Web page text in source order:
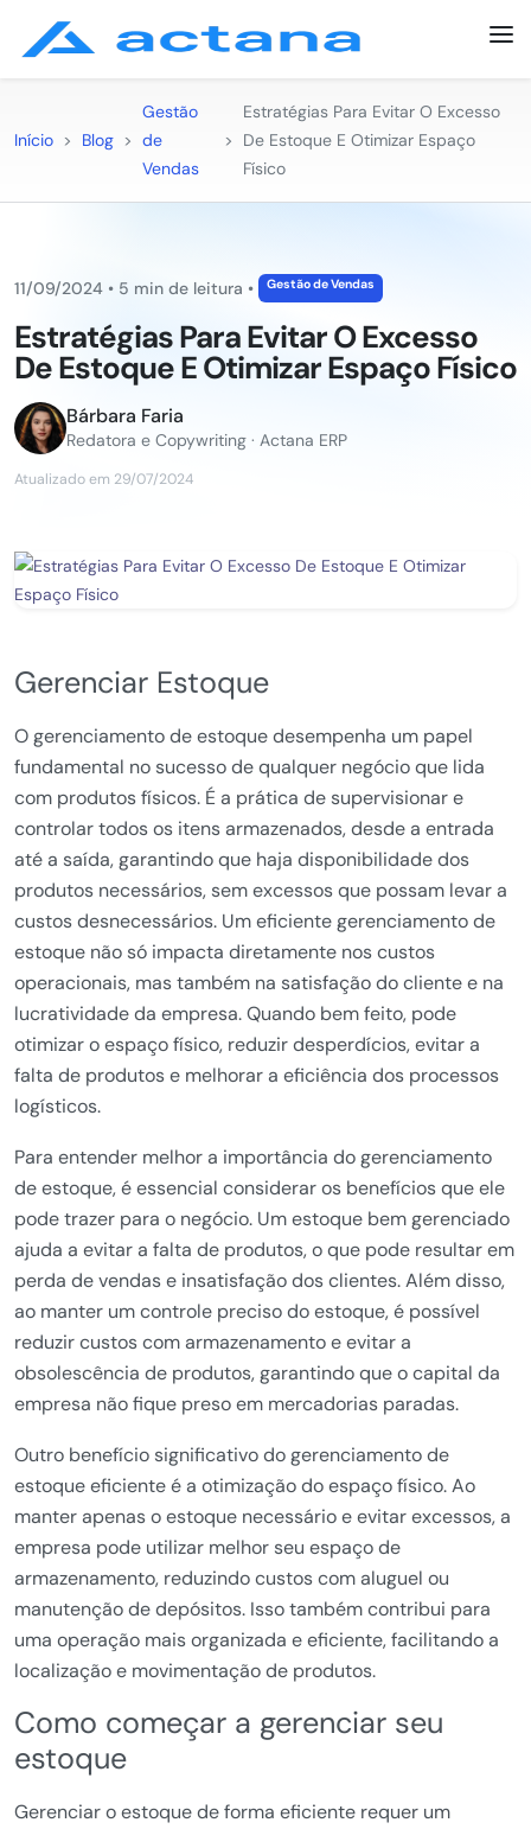
Início > Blog >
Gestão
de
Vendas
>
Estratégias Para Evitar O Excesso
De Estoque E Otimizar Espaço
Físico
11/09/2024 • 5 min de leitura • Gestão de Vendas
Estratégias Para Evitar O Excesso
De Estoque E Otimizar Espaço Físico
Bárbara Faria
Redatora e Copywriting · Actana ERP
Atualizado em 29/07/2024
Gerenciar Estoque
O gerenciamento de estoque desempenha um papel
fundamental no sucesso de qualquer negócio que lida
com produtos físicos. É a prática de supervisionar e
controlar todos os itens armazenados, desde a entrada
até a saída, garantindo que haja disponibilidade dos
produtos necessários, sem excessos que possam levar a
custos desnecessários. Um eficiente gerenciamento de
estoque não só impacta diretamente nos custos
operacionais, mas também na satisfação do cliente e na
lucratividade da empresa. Quando bem feito, pode
otimizar o espaço físico, reduzir desperdícios, evitar a
falta de produtos e melhorar a eficiência dos processos
logísticos.
Para entender melhor a importância do gerenciamento
de estoque, é essencial considerar os benefícios que ele
pode trazer para o negócio. Um estoque bem gerenciado
ajuda a evitar a falta de produtos, o que pode resultar em
perda de vendas e insatisfação dos clientes. Além disso,
ao manter um controle preciso do estoque, é possível
reduzir custos com armazenamento e evitar a
obsolescência de produtos, garantindo que o capital da
empresa não fique preso em mercadorias paradas.
Outro benefício significativo do gerenciamento de
estoque eficiente é a otimização do espaço físico. Ao
manter apenas o estoque necessário e evitar excessos, a
empresa pode utilizar melhor seu espaço de
armazenamento, reduzindo custos com aluguel ou
manutenção de depósitos. Isso também contribui para
uma operação mais organizada e eficiente, facilitando a
localização e movimentação de produtos.
Como começar a gerenciar seu
estoque
Gerenciar o estoque de forma eficiente requer um